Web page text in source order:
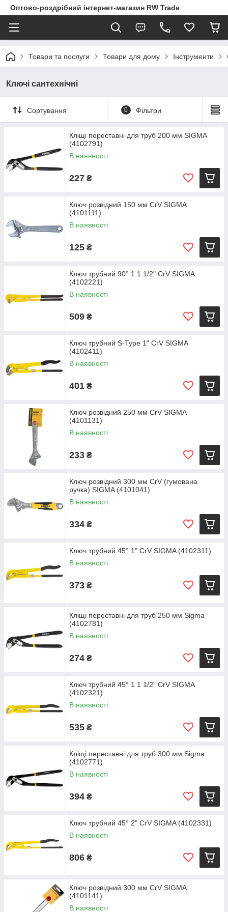
Оптово-роздрібний інтернет-магазин RW Trade
Товари та послуги Товари для дому Інструменти
Ключі сантехнічні
Сортування 0 Фільтри
Кліщі переставні для труб 200 мм SIGMA
(4102791)
В наявності
227 ₴
Ключ розвідний 150 мм CrV SIGMA
(4101111)
В наявності
125 ₴
Ключ трубний 90° 1 1 1/2" CrV SIGMA
(4102221)
В наявності
509 ₴
Ключ трубний S-Type 1" CrV SIGMA
(4102411)
В наявності
401 ₴
Ключ розвідний 250 мм CrV SIGMA
(4101131)
В наявності
233 ₴
Ключ розвідний 300 мм CrV (гумована
ручка) SIGMA (4101041)
В наявності
334 ₴
Ключ трубний 45° 1" CrV SIGMA (4102311)
В наявності
373 ₴
Кліщі переставні для труб 250 мм Sigma
(4102781)
В наявності
274 ₴
Ключ трубний 45° 1 1 1/2" CrV SIGMA
(4102321)
В наявності
535 ₴
Кліщі переставні для труб 300 мм Sigma
(4102771)
В наявності
394 ₴
Ключ трубний 45° 2" CrV SIGMA (4102331)
В наявності
806 ₴
Ключ розвідний 300 мм CrV SIGMA
(4101141)
В наявності